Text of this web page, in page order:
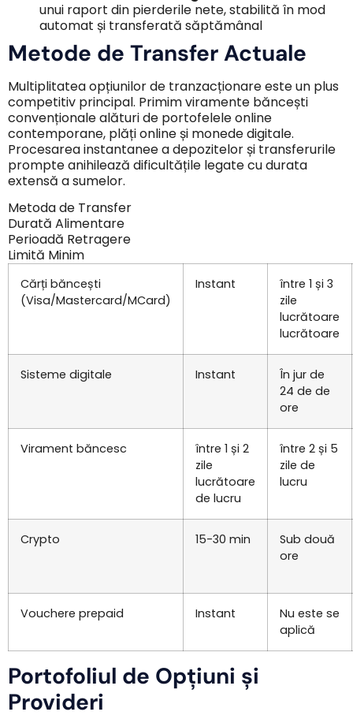
unui raport din pierderile nete, stabilită în mod
automat și transferată săptămânal
Metode de Transfer Actuale
Multiplitatea opțiunilor de tranzacționare este un plus
competitiv principal. Primim viramente băncești
convenționale alături de portofelele online
contemporane, plăți online și monede digitale.
Procesarea instantanee a depozitelor și transferurile
prompte anihilează dificultățile legate cu durata
extensă a sumelor.
Metoda de Transfer
Durată Alimentare
Perioadă Retragere
Limită Minim
Cărți băncești
(Visa/Mastercard/MCard)
Instant
între 1 și 3
zile
lucrătoare
lucrătoare
Sisteme digitale Instant
În jur de
24 de de
ore
Virament băncesc
între 1 și 2
zile
lucrătoare
de lucru
între 2 și 5
zile de
lucru
Crypto 15-30 min
Sub două
ore
Vouchere prepaid Instant
Nu este se
aplică
Portofoliul de Opțiuni și
Provideri